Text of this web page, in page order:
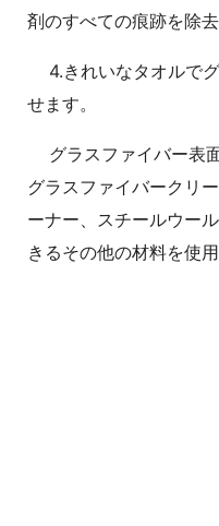
剤のすべての痕跡を除去
4.きれいなタオルで
せます。
グラスファイバー表
グラスファイバークリ
ーナー、スチールウー
きるその他の材料を使